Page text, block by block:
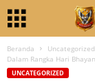
Beranda Uncategorized
Dalam Rangka Hari
UNCATEGORIZED